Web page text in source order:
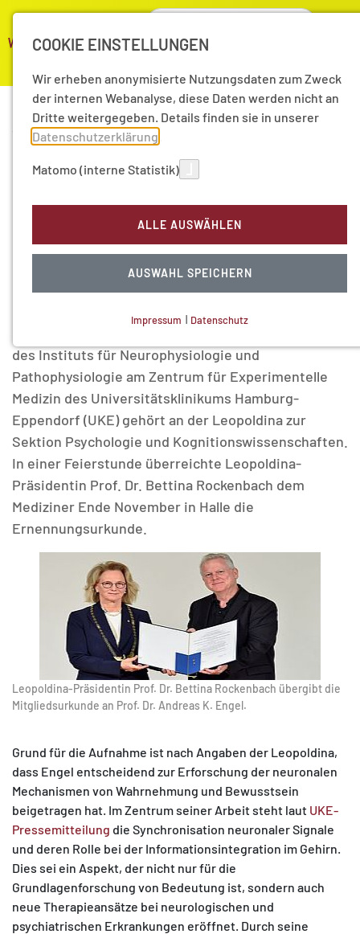
17.12.2025 | Aktuelle Nachrichten
Hirnforscher Andreas K.
Engel zum Mitglied der
Leopoldina gewählt
Die Nationale Akademie der Wissenschaften
Leopoldina hat Akademiemitglied Prof. Dr. Andreas
des Instituts für Neurophysiologie und
Pathophysiologie am Zentrum für Experimentelle
Medizin des Universitätsklinikums Hamburg-
Eppendorf (UKE) gehört an der Leopoldina zur
Sektion Psychologie und Kognitionswissenschaften.
In einer Feierstunde überreichte Leopoldina-
Präsidentin Prof. Dr. Bettina Rockenbach dem
Mediziner Ende November in Halle die
Ernennungsurkunde.
Leopoldina-Präsidentin Prof. Dr. Bettina Rockenbach übergibt die
Mitgliedsurkunde an Prof. Dr. Andreas K. Engel.
Grund für die Aufnahme ist nach Angaben der Leopoldina,
dass Engel entscheidend zur Erforschung der neuronalen
Mechanismen von Wahrnehmung und Bewusstsein
beigetragen hat. Im Zentrum seiner Arbeit steht laut UKE-
Pressemitteilung die Synchronisation neuronaler Signale
und deren Rolle bei der Informationsintegration im Gehirn.
Dies sei ein Aspekt, der nicht nur für die
Grundlagenforschung von Bedeutung ist, sondern auch
neue Therapieansätze bei neurologischen und
psychiatrischen Erkrankungen eröffnet. Durch seine
COOKIE EINSTELLUNGEN
Wir erheben anonymisierte Nutzungsdaten zum Zweck
der internen Webanalyse, diese Daten werden nicht an
Dritte weitergegeben. Details finden sie in unserer
Datenschutzerklärung
Matomo (interne Statistik)
ALLE AUSWÄHLEN
AUSWAHL SPEICHERN
Technisch notwendig.
MATOMO (INTERNE STATISTIK)
Statistik Cookies erfassen Informationen anonym.
Diese Informationen helfen uns zu verstehen, wie
unsere Besucher unsere Website nutzen.
Matomo
Impressum | Datenschutz